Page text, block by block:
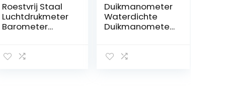
Roestvrij Staal
Luchtdrukmeter
Barometer
Voetbal
Duikmanometer
Waterdichte
Duikmanometer
2